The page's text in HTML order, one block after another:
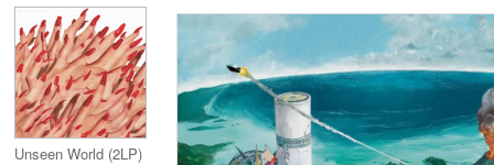
Unseen World (2LP)